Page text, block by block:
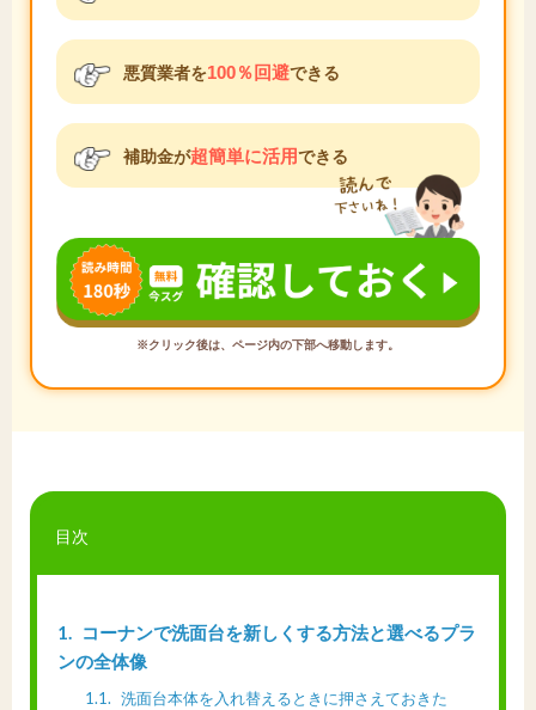
悪質業者を100％回避できる
補助金が超簡単に活用できる
※クリック後は、ページ内の下部へ移動します。
目次
1
コーナンで洗面台を新しくする方法と選べるプラ
ンの全体像
1.1
洗面台本体を入れ替えるときに押さえておきた